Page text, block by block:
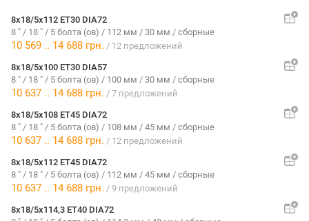
8x18/5x112 ET30 DIA72
8 " / 18 " / 5 болта (ов) / 112 мм / 30 мм / сборные
10 569 .. 14 688 грн. / 12 предложений
8x18/5x100 ET30 DIA57
8 " / 18 " / 5 болта (ов) / 100 мм / 30 мм / сборные
10 637 .. 14 688 грн. / 7 предложений
8x18/5x108 ET45 DIA72
8 " / 18 " / 5 болта (ов) / 108 мм / 45 мм / сборные
10 637 .. 14 688 грн. / 12 предложений
8x18/5x112 ET45 DIA72
8 " / 18 " / 5 болта (ов) / 112 мм / 45 мм / сборные
10 637 .. 14 688 грн. / 9 предложений
8x18/5x114,3 ET40 DIA72